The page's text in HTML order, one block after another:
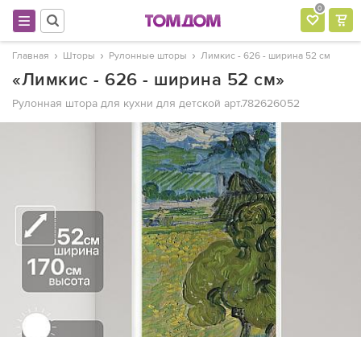
0
Главная Шторы Рулонные шторы Лимкис - 626 - ширина 52 см
«Лимкис - 626 - ширина 52 см»
Рулонная штора для кухни для детской арт.782626052